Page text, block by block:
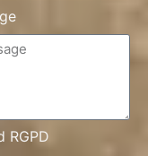
RGPD